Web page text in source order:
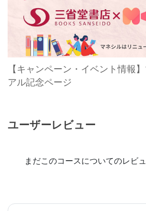
【キャンペーン・イベント情報
アル記念ページ
ユーザーレビュー
まだこのコースについてのレビ